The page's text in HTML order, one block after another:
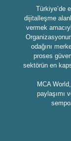
Türkiye’de
dijitalleşme
vermek
odağını
proses
sektörün en
MCA
paylaşımı